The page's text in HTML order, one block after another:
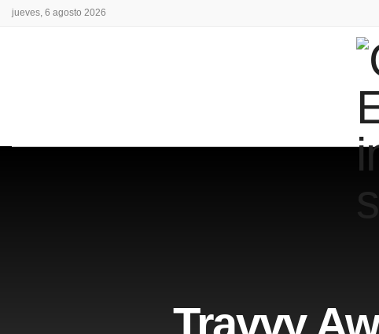
jueves, 6 agosto 2026
Travvy